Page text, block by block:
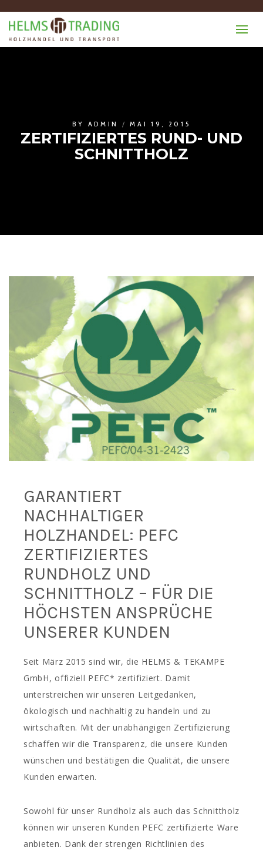
BY ADMIN MAI 19, 2015
ZERTIFIZIERTES RUND- UND
SCHNITTHOLZ
GARANTIERT
NACHHALTIGER
HOLZHANDEL: PEFC
ZERTIFIZIERTES
RUNDHOLZ UND
SCHNITTHOLZ – FÜR DIE
HÖCHSTEN ANSPRÜCHE
UNSERER KUNDEN
Seit März 2015 sind wir, die HELMS & TEKAMPE
GmbH, offiziell PEFC* zertifiziert. Damit
unterstreichen wir unseren Leitgedanken,
ökologisch und nachhaltig zu handeln und zu
wirtschaften. Mit der unabhängigen Zertifizierung
schaffen wir die Transparenz, die unsere Kunden
wünschen und bestätigen die Qualität, die unsere
Kunden erwarten.
Sowohl für unser Rundholz als auch das Schnittholz
können wir unseren Kunden PEFC zertifizierte Ware
anbieten. Dank der strengen Richtlinien des